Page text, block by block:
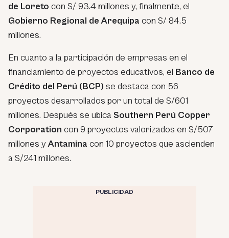
de Loreto con S/ 93.4 millones y, finalmente, el
Gobierno Regional de Arequipa con S/ 84.5
millones.
En cuanto a la participación de empresas en el
financiamiento de proyectos educativos, el Banco de
Crédito del Perú (BCP) se destaca con 56
proyectos desarrollados por un total de S/601
millones. Después se ubica Southern Perú Copper
Corporation con 9 proyectos valorizados en S/507
millones yAntamina con 10 proyectos que ascienden
a S/241 millones.
PUBLICIDAD